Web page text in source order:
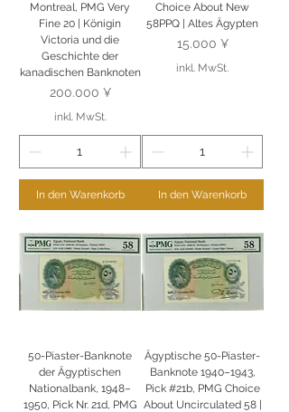
Montreal, PMG Very
Fine 20 | Königin
Victoria und die
Geschichte der
kanadischen Banknoten
Preis
200.000 ¥
inkl. MwSt.
In den Warenkorb
Choice About New
58PPQ | Altes Ägypten
Preis
15.000 ¥
inkl. MwSt.
In den Warenkorb
50-Piaster-Banknote
der Ägyptischen
Nationalbank, 1948–
1950, Pick Nr. 21d, PMG
Ägyptische 50-Piaster-
Banknote 1940–1943,
Pick #21b, PMG Choice
About Uncirculated 58 |